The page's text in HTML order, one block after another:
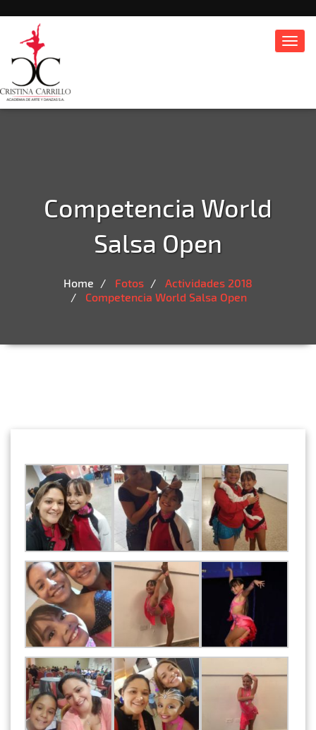
Competencia World
Salsa Open
Home Fotos
Actividades 2018
Competencia World Salsa Open